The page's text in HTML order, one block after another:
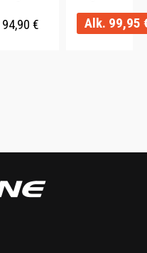
94,90 € Alk. 99,95